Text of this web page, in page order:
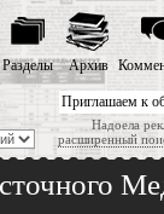
Приглашаем к
Надоела
расширенный
Разделы Архив